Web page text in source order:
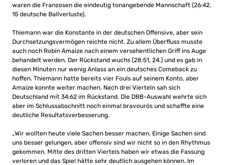
waren die Franzosen die eindeutig tonangebende Mannschaft (26:42,
15 deutsche Ballverluste).
Thiemann war die Konstante in der deutschen Offensive, aber sein
Durchsetzungsvermögen reichte nicht. Zu allem Überfluss musste
auch noch Robin Amaize nach einem versehentlichen Griff ins Auge
behandelt werden. Der Rückstand wuchs (28:51, 24.) und es gab in
diesen Minuten nur wenig Anlass an ein deutsches Comeback zu
hoffen. Thiemann hatte bereits vier Fouls auf seinem Konto, aber
Amaize konnte weiter machen. Nach drei Vierteln sah sich
Deutschland mit 34:62 im Rückstand. Die DBB-Auswahl wehrte sich
aber im Schlussabschnitt noch einmal bravourös und schaffte eine
deutliche Resultatsverbesserung.
„Wir wollten heute viele Sachen besser machen. Einige Sachen sind
uns besser gelungen, aber offensiv sind wir nicht so in den Rhythmus
gekommen. Mitte des dritten Viertels haben wir etwas die Fassung
verloren und das Spiel hätte sehr deutlich ausgehen können. Im